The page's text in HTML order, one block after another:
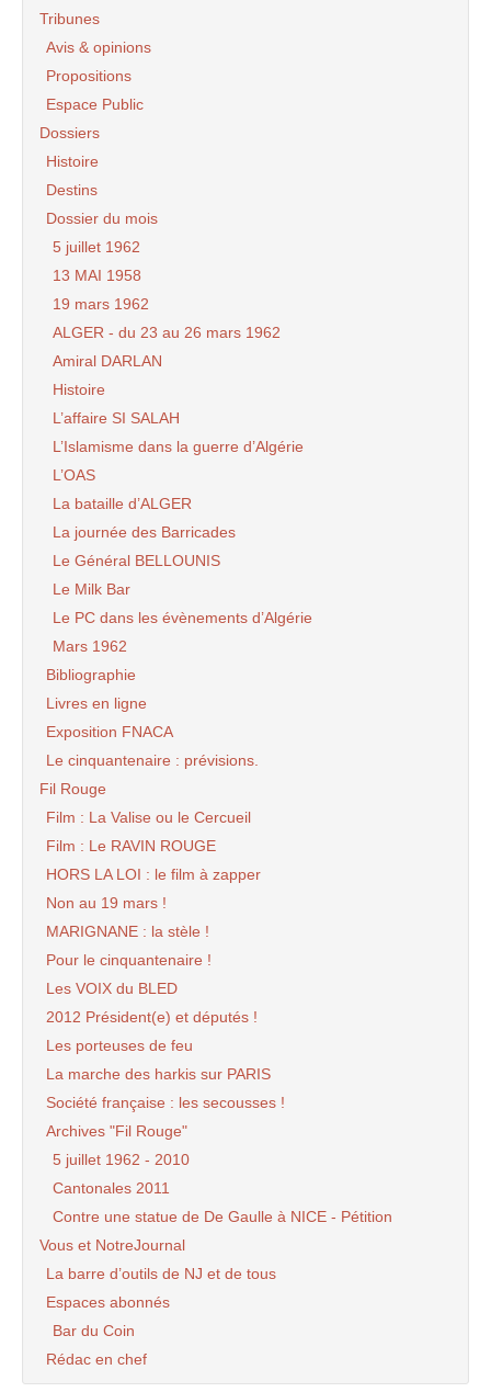
Tribunes
Avis & opinions
Propositions
Espace Public
Dossiers
Histoire
Destins
Dossier du mois
5 juillet 1962
13 MAI 1958
19 mars 1962
ALGER - du 23 au 26 mars 1962
Amiral DARLAN
Histoire
L’affaire SI SALAH
L’Islamisme dans la guerre d’Algérie
L’OAS
La bataille d’ALGER
La journée des Barricades
Le Général BELLOUNIS
Le Milk Bar
Le PC dans les évènements d’Algérie
Mars 1962
Bibliographie
Livres en ligne
Exposition FNACA
Le cinquantenaire : prévisions.
Fil Rouge
Film : La Valise ou le Cercueil
Film : Le RAVIN ROUGE
HORS LA LOI : le film à zapper
Non au 19 mars !
MARIGNANE : la stèle !
Pour le cinquantenaire !
Les VOIX du BLED
2012 Président(e) et députés !
Les porteuses de feu
La marche des harkis sur PARIS
Société française : les secousses !
Archives "Fil Rouge"
5 juillet 1962 - 2010
Cantonales 2011
Contre une statue de De Gaulle à NICE - Pétition
Vous et NotreJournal
La barre d’outils de NJ et de tous
Espaces abonnés
Bar du Coin
Rédac en chef